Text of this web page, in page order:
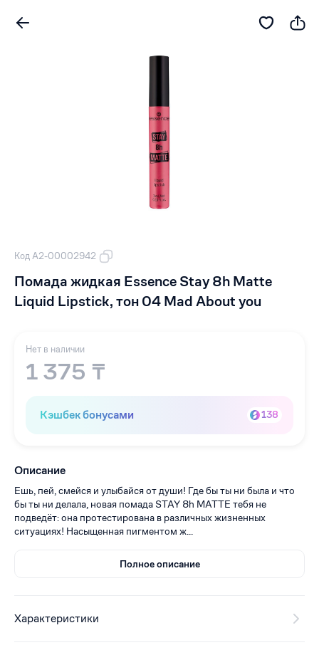
Код А2-00002942
Помада жидкая Essence Stay 8h Matte
Liquid Lipstick, тон 04 Mad About you
Нет в наличии
1 375 ₸
Кэшбек бонусами 138
Описание
Ешь, пей, смейся и улыбайся от души! Где бы ты ни была и что
бы ты ни делала, новая помада STAY 8h MATTE тебя не
подведёт: она протестирована в различных жизненных
ситуациях! Насыщенная пигментом ж...
Полное описание
Характеристики